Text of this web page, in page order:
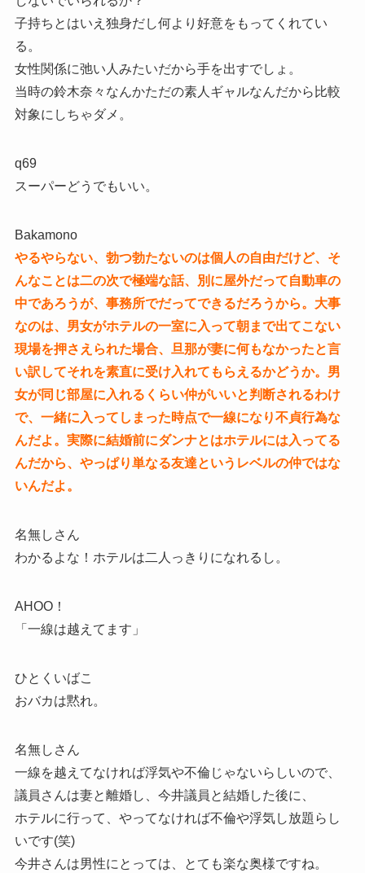
子持ちとはいえ独身だし何より好意をもってくれてい
る。
女性関係に弛い人みたいだから手を出すでしょ。
当時の鈴木奈々なんかただの素人ギャルなんだから比較
対象にしちゃダメ。
q69
スーパーどうでもいい。
Bakamono
やるやらない、勃つ勃たないのは個人の自由だけど、そ
んなことは二の次で極端な話、別に屋外だって自動車の
中であろうが、事務所でだってできるだろうから。大事
なのは、男女がホテルの一室に入って朝まで出てこない
現場を押さえられた場合、旦那が妻に何もなかったと言
い訳してそれを素直に受け入れてもらえるかどうか。男
女が同じ部屋に入れるくらい仲がいいと判断されるわけ
で、一緒に入ってしまった時点で一線になり不貞行為な
んだよ。実際に結婚前にダンナとはホテルには入ってる
んだから、やっぱり単なる友達というレベルの仲ではな
いんだよ。
名無しさん
わかるよな！ホテルは二人っきりになれるし。
AHOO！
「一線は越えてます」
ひとくいばこ
おバカは黙れ。
名無しさん
一線を越えてなければ浮気や不倫じゃないらしいので、
議員さんは妻と離婚し、今井議員と結婚した後に、
ホテルに行って、やってなければ不倫や浮気し放題らし
いです(笑)
今井さんは男性にとっては、とても楽な奥様ですね。